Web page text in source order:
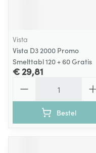
Vista
Vista D3 2000 Promo
Smelttabl 120 + 60 Gratis
€ 29,81
Bestel